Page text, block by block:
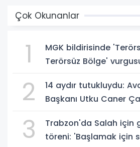
Çok Okunanlar
1
MGK bildirisinde
Terörsüz Bölge'
2
14 aydır tutukluydu:
Başkanı Utku Caner
3
Trabzon'da Salah için
töreni: 'Başlamak için